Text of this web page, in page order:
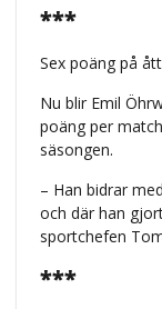
***
Sex poäng på
Nu blir Emil
poäng per
säsongen.
– Han bidrar
och där han
sportchefen
***